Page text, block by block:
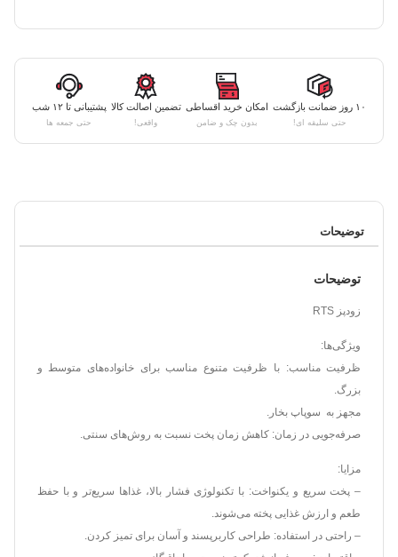
۱۰ روز ضمانت بازگشت
حتی سلیقه ای!
امکان خرید اقساطی
بدون چک و ضامن
تضمین اصالت کالا
واقعی!
پشتیبانی تا ۱۲ شب
حتی جمعه ها
توضیحات
توضیحات
زودپز RTS
ویژگی‌ها:
ظرفیت مناسب: با ظرفیت متنوع مناسب برای خانواده‌های متوسط و
بزرگ.
مجهز به سوپاپ بخار.
صرفه‌جویی در زمان: کاهش زمان پخت نسبت به روش‌های سنتی.
مزایا:
– پخت سریع و یکنواخت: با تکنولوژی فشار بالا، غذاها سریع‌تر و با حفظ
طعم و ارزش غذایی پخته می‌شوند.
– راحتی در استفاده: طراحی کاربرپسند و آسان برای تمیز کردن.